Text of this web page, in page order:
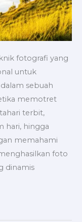
fotografi yang
untuk
sebuah
memotret
terbit,
hari, hingga
memahami
foto
dinamis